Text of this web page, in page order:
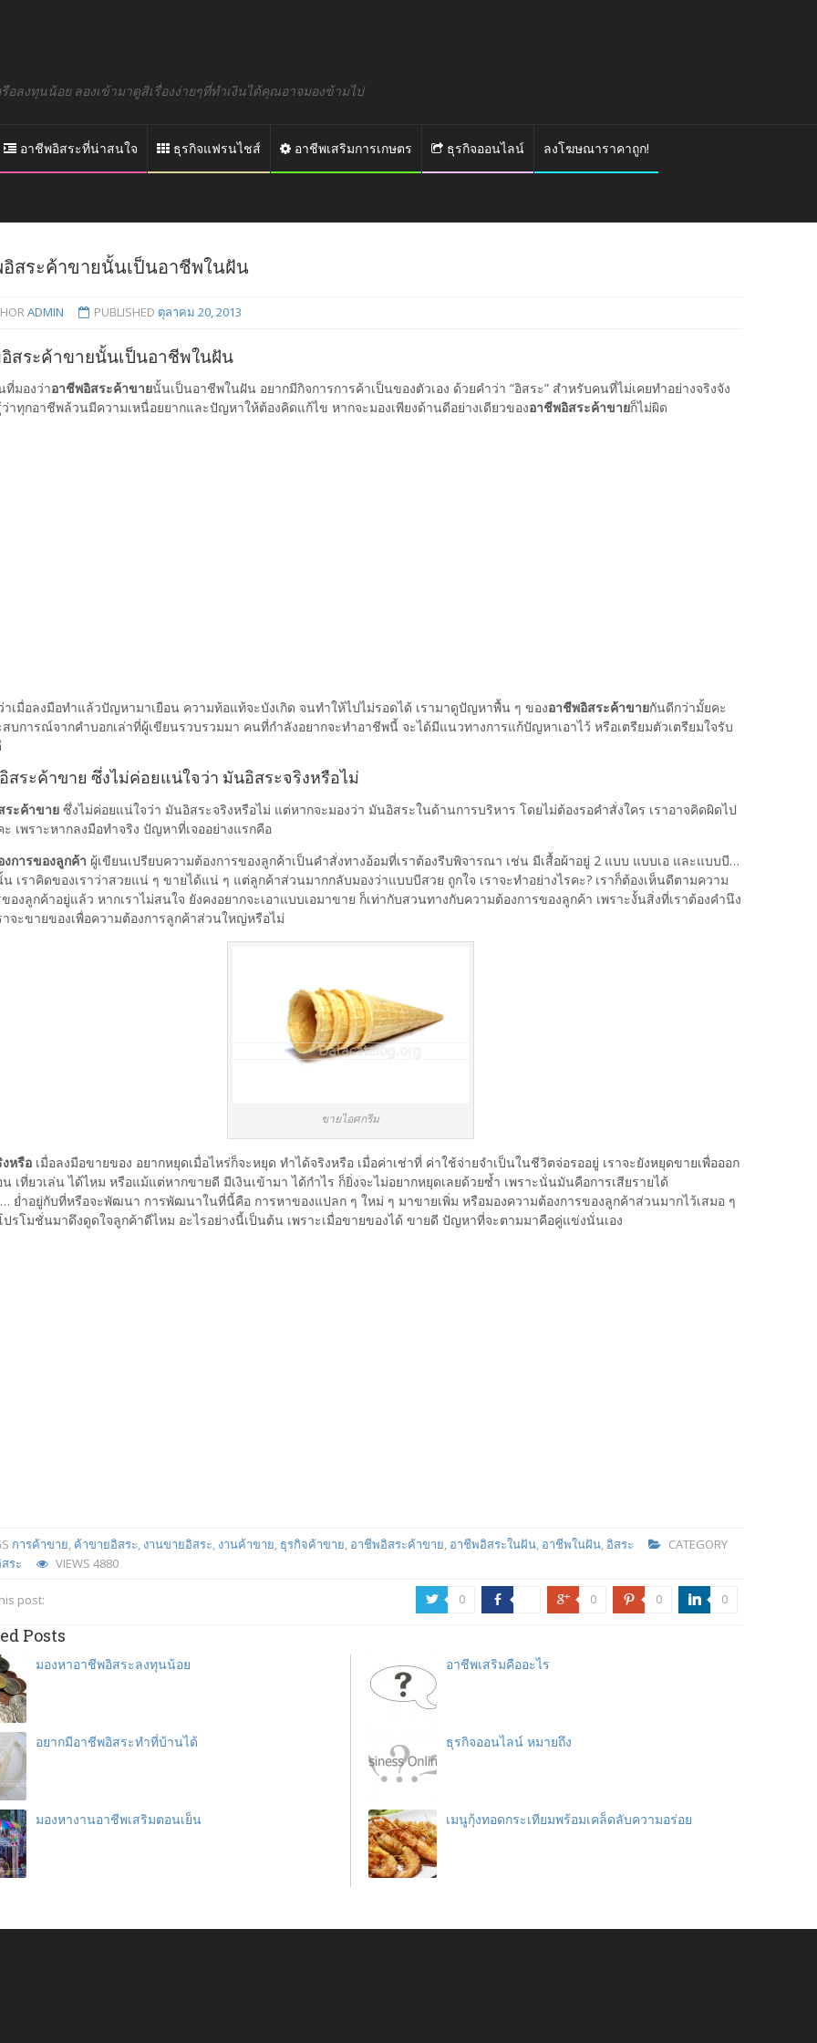
ลงทุนน้อย ลองเข้ามาดูสิเรื่องง่ายๆที่ทำเงินได้คุณอาจมองข้ามไป
อาชีพอิสระที่น่าสนใจ ธุรกิจแฟรนไชส์ อาชีพเสริมการเกษตร ธุรกิจออนไลน์ ลงโฆษณาราคาถูก!
สระค้าขายนั้นเป็นอาชีพในฝัน
ADMIN PUBLISHED ตุลาคม 20, 2013
สระค้าขายนั้นเป็นอาชีพในฝัน
ที่มองว่าอาชีพอิสระค้าขายนั้นเป็นอาชีพในฝัน อยากมีกิจการการค้าเป็นของตัวเอง ด้วยคำว่า “อิสระ” สำหรับคนที่ไม่เคยทำอย่างจริงจัง
ว่าทุกอาชีพล้วนมีความเหนื่อยยากและปัญหาให้ต้องคิดแก้ไข หากจะมองเพียงด้านดีอย่างเดียวของอาชีพอิสระค้าขายก็ไม่ผิด
าเมื่อลงมือทำแล้วปัญหามาเยือน ความท้อแท้จะบังเกิด จนทำให้ไปไม่รอดได้ เรามาดูปัญหาพื้น ๆ ของอาชีพอิสระค้าขายกันดีกว่ามั้ยคะ
สบการณ์จากคำบอกเล่าที่ผู้เขียนรวบรวมมา คนที่กำลังอยากจะทำอาชีพนี้ จะได้มีแนวทางการแก้ปัญหาเอาไว้ หรือเตรียมตัวเตรียมใจรับ
สระค้าขาย ซึ่งไม่ค่อยแน่ใจว่า มันอิสระจริงหรือไม่
ระค้าขาย ซึ่งไม่ค่อยแน่ใจว่า มันอิสระจริงหรือไม่ แต่หากจะมองว่า มันอิสระในด้านการบริหาร โดยไม่ต้องรอคำสั่งใคร เราอาจคิดผิดไป
เพราะหากลงมือทำจริง ปัญหาที่เจออย่างแรกคือ
งการของลูกค้า ผู้เขียนเปรียบความต้องการของลูกค้าเป็นคำสั่งทางอ้อมที่เราต้องรีบพิจารณา เช่น มีเสื้อผ้าอยู่ 2 แบบ แบบเอ และแบบบี…
น เราคิดของเราว่าสวยแน่ ๆ ขายได้แน่ ๆ แต่ลูกค้าส่วนมากกลับมองว่าแบบบีสวย ถูกใจ เราจะทำอย่างไรคะ? เราก็ต้องเห็นดีตามความ
องลูกค้าอยู่แล้ว หากเราไม่สนใจ ยังคงอยากจะเอาแบบเอมาขาย ก็เท่ากับสวนทางกับความต้องการของลูกค้า เพราะงั้นสิ่งที่เราต้องคำนึง
าจะขายของเพื่อความต้องการลูกค้าส่วนใหญ่หรือไม่
ขายไอศกรีม
หรือ เมื่อลงมือขายของ อยากหยุดเมื่อไหร่ก็จะหยุด ทำได้จริงหรือ เมื่อค่าเช่าที่ ค่าใช้จ่ายจำเป็นในชีวิตจ่อรออยู่ เราจะยังหยุดขายเพื่อออก
เที่ยวเล่น ได้ไหม หรือแม้แต่หากขายดี มีเงินเข้ามา ได้กำไร ก็ยิ่งจะไม่อยากหยุดเลยด้วยซ้ำ เพราะนั่นมันคือการเสียรายได้
… ย่ำอยู่กับที่หรือจะพัฒนา การพัฒนาในที่นี้คือ การหาของแปลก ๆ ใหม่ ๆ มาขายเพิ่ม หรือมองความต้องการของลูกค้าส่วนมากไว้เสมอ ๆ
ปรโมชั่นมาดึงดูดใจลูกค้าดีไหม อะไรอย่างนี้เป็นต้น เพราะเมื่อขายของได้ ขายดี ปัญหาที่จะตามมาคือคู่แข่งนั่นเอง
การค้าขาย, ค้าขายอิสระ, งานขายอิสระ, งานค้าขาย, ธุรกิจค้าขาย, อาชีพอิสระค้าขาย, อาชีพอิสระในฝัน, อาชีพในฝัน, อิสระ
CATEGORY
ระ
VIEWS 4880
post: a 0 b c 0 d 0 j 0
Posts
มองหาอาชีพอิสระลงทุนน้อย
อยากมีอาชีพอิสระทําที่บ้านได้
มองหางานอาชีพเสริมตอนเย็น
อาชีพเสริมคืออะไร
ธุรกิจออนไลน์ หมายถึง
เมนูกุ้งทอดกระเทียมพร้อมเคล็ดลับความอร่อย